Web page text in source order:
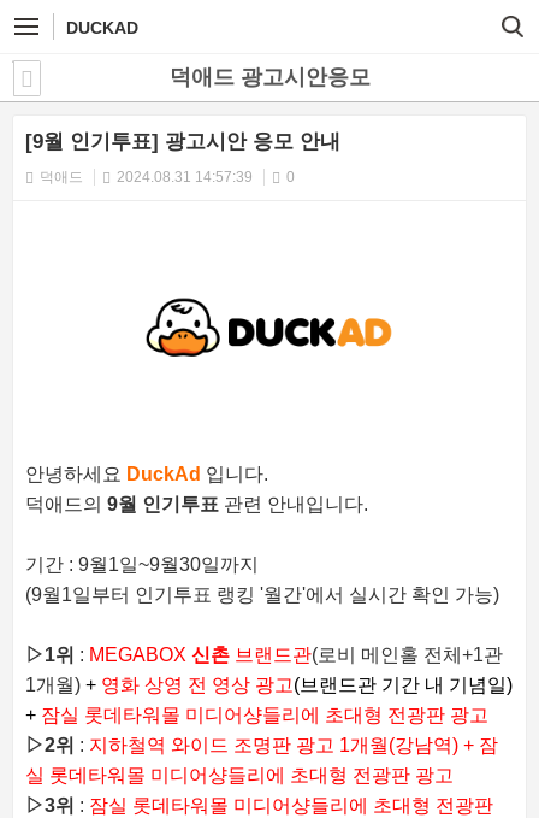
DUCKAD
덕애드 광고시안응모
[9월 인기투표] 광고시안 응모 안내
덕애드 2024.08.31 14:57:39 0
안녕하세요 DuckAd 입니다.
덕애드의 9월 인기투표 관련 안내입니다.
기간 : 9월1일~9월30일까지
(9월1일부터 인기투표 랭킹 '월간'에서 실시간 확인 가능)
▷1위 : MEGABOX 신촌 브랜드관(로비 메인홀 전체+1관
1개월) + 영화 상영 전 영상 광고(브랜드관 기간 내 기념일)
+ 잠실 롯데타워몰 미디어샹들리에 초대형 전광판 광고
▷2위 : 지하철역 와이드 조명판 광고 1개월(강남역) + 잠
실 롯데타워몰 미디어샹들리에 초대형 전광판 광고
▷3위 : 잠실 롯데타워몰 미디어샹들리에 초대형 전광판